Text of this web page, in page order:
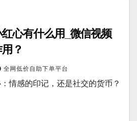
心有什么用_微信视频
？
全网低价自助下单平台
情感的印记，还是社交的货币？